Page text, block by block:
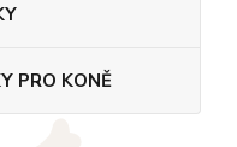
PRO KONĚ